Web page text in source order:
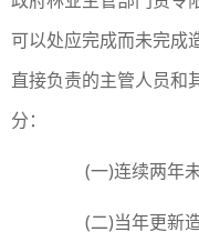
可以处应完成而未完成
直接负责的主管人员和
分：
(一)连续两年未
(二)当年更新造